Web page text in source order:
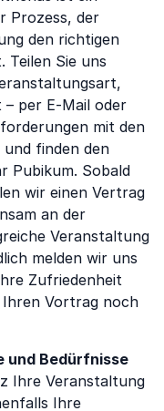
Prozess, der
den richtigen
Teilen Sie uns
per E-Mail oder
mit den
finden den
Pubikum. Sobald
wir einen Vertrag
an der
Veranstaltung
melden wir uns
Zufriedenheit
Ihren Vortrag noch
und Bedürfnisse
Ihre Veranstaltung
Ihre